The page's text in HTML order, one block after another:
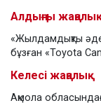
Алдыңғы
«Жылдамдықты
бұзған «Toyota
Келесі жаңалық
Ақмола